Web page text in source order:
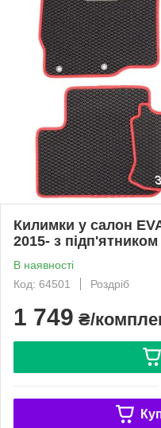
Килимки у салон
2015- з
В наявності
Код: 64501
Роздріб
1 749 ₴/